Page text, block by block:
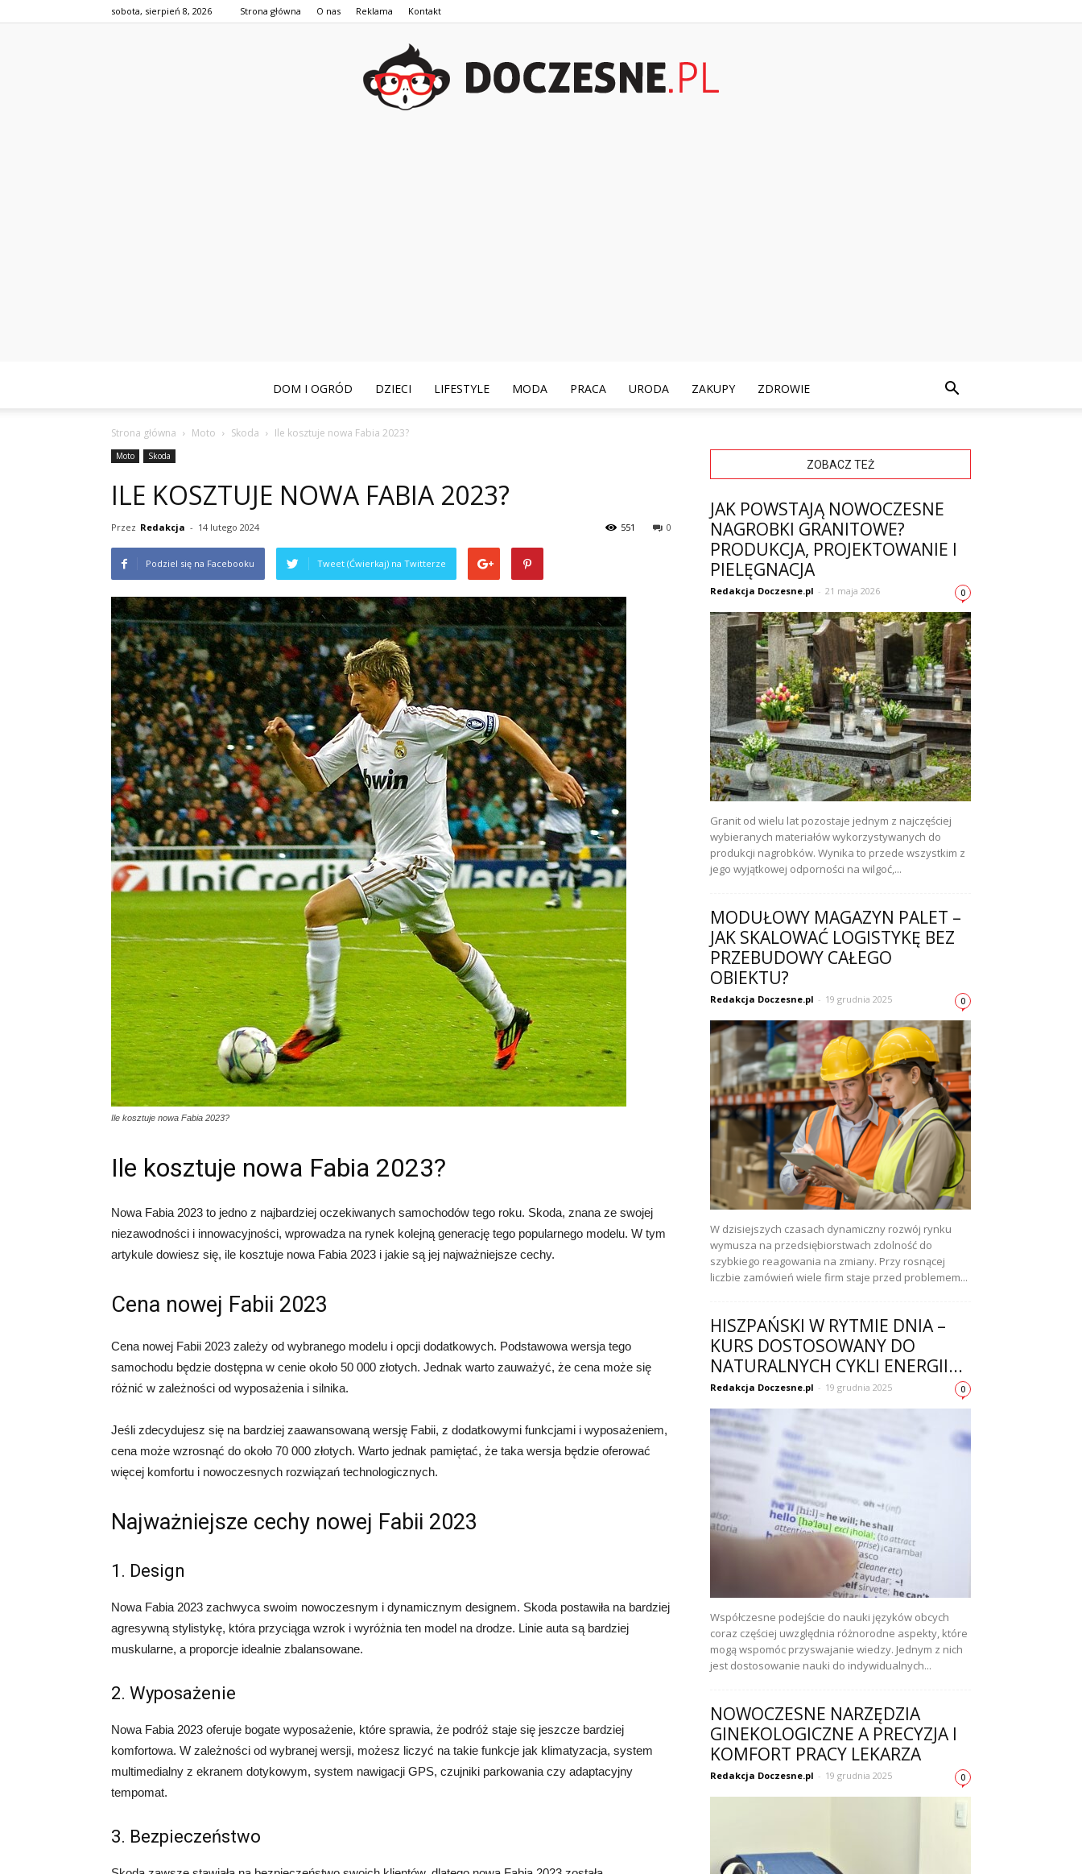
sobota, sierpień 8, 2026 Strona główna O nas Reklama Kontakt
DOM I OGRÓD DZIECI LIFESTYLE MODA PRACA URODA ZAKUPY ZDROWIE
Strona główna Moto Skoda Ile kosztuje nowa Fabia 2023?
Moto Skoda
ILE KOSZTUJE NOWA FABIA 2023?
Przez Redakcja - 14 lutego 2024 0
551
Podziel się na Facebooku Tweet (Ćwierkaj) na Twitterze
Ile kosztuje nowa Fabia 2023?
Ile kosztuje nowa Fabia 2023?
Nowa Fabia 2023 to jedno z najbardziej oczekiwanych samochodów tego roku. Skoda, znana ze swojej
niezawodności i innowacyjności, wprowadza na rynek kolejną generację tego popularnego modelu. W tym
artykule dowiesz się, ile kosztuje nowa Fabia 2023 i jakie są jej najważniejsze cechy.
Cena nowej Fabii 2023
Cena nowej Fabii 2023 zależy od wybranego modelu i opcji dodatkowych. Podstawowa wersja tego
samochodu będzie dostępna w cenie około 50 000 złotych. Jednak warto zauważyć, że cena może się
różnić w zależności od wyposażenia i silnika.
Jeśli zdecydujesz się na bardziej zaawansowaną wersję Fabii, z dodatkowymi funkcjami i wyposażeniem,
cena może wzrosnąć do około 70 000 złotych. Warto jednak pamiętać, że taka wersja będzie oferować
więcej komfortu i nowoczesnych rozwiązań technologicznych.
Najważniejsze cechy nowej Fabii 2023
1. Design
Nowa Fabia 2023 zachwyca swoim nowoczesnym i dynamicznym designem. Skoda postawiła na bardziej
agresywną stylistykę, która przyciąga wzrok i wyróżnia ten model na drodze. Linie auta są bardziej
muskularne, a proporcje idealnie zbalansowane.
2. Wyposażenie
Nowa Fabia 2023 oferuje bogate wyposażenie, które sprawia, że podróż staje się jeszcze bardziej
komfortowa. W zależności od wybranej wersji, możesz liczyć na takie funkcje jak klimatyzacja, system
multimedialny z ekranem dotykowym, system nawigacji GPS, czujniki parkowania czy adaptacyjny
tempomat.
3. Bezpieczeństwo
ZOBACZ TEŻ
JAK POWSTAJĄ NOWOCZESNE
NAGROBKI GRANITOWE?
PRODUKCJA, PROJEKTOWANIE I
PIELĘGNACJA
Redakcja Doczesne.pl - 21 maja 2026 0
Granit od wielu lat pozostaje jednym z najczęściej
wybieranych materiałów wykorzystywanych do
produkcji nagrobków. Wynika to przede wszystkim z
jego wyjątkowej odporności na wilgoć,...
MODUŁOWY MAGAZYN PALET –
JAK SKALOWAĆ LOGISTYKĘ BEZ
PRZEBUDOWY CAŁEGO
OBIEKTU?
Redakcja Doczesne.pl - 19 grudnia 2025 0
W dzisiejszych czasach dynamiczny rozwój rynku
wymusza na przedsiębiorstwach zdolność do
szybkiego reagowania na zmiany. Przy rosnącej
liczbie zamówień wiele firm staje przed problemem...
HISZPAŃSKI W RYTMIE DNIA –
KURS DOSTOSOWANY DO
NATURALNYCH CYKLI ENERGII...
Redakcja Doczesne.pl - 19 grudnia 2025 0
Współczesne podejście do nauki języków obcych
coraz częściej uwzględnia różnorodne aspekty, które
mogą wspomóc przyswajanie wiedzy. Jednym z nich
jest dostosowanie nauki do indywidualnych...
NOWOCZESNE NARZĘDZIA
GINEKOLOGICZNE A PRECYZJA I
KOMFORT PRACY LEKARZA
Redakcja Doczesne.pl - 19 grudnia 2025 0